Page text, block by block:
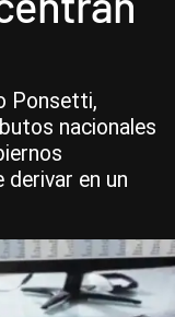
Ponsetti,
nacionales
derivar en un